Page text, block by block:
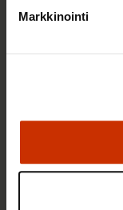
Markkinointi